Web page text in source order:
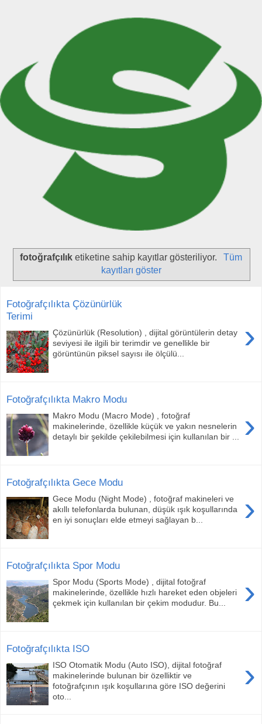
fotoğrafçılık etiketine sahip kayıtlar gösteriliyor.
Tüm
kayıtları göster
Fotoğrafçılıkta Çözünürlük
Terimi
›
Çözünürlük (Resolution) , dijital görüntülerin detay
seviyesi ile ilgili bir terimdir ve genellikle bir
görüntünün piksel sayısı ile ölçülü...
Fotoğrafçılıkta Makro Modu
›
Makro Modu (Macro Mode) , fotoğraf
makinelerinde, özellikle küçük ve yakın nesnelerin
detaylı bir şekilde çekilebilmesi için kullanılan bir ...
Fotoğrafçılıkta Gece Modu
›
Gece Modu (Night Mode) , fotoğraf makineleri ve
akıllı telefonlarda bulunan, düşük ışık koşullarında
en iyi sonuçları elde etmeyi sağlayan b...
Fotoğrafçılıkta Spor Modu
›
Spor Modu (Sports Mode) , dijital fotoğraf
makinelerinde, özellikle hızlı hareket eden objeleri
çekmek için kullanılan bir çekim modudur. Bu...
Fotoğrafçılıkta ISO
›
ISO Otomatik Modu (Auto ISO), dijital fotoğraf
makinelerinde bulunan bir özelliktir ve
fotoğrafçının ışık koşullarına göre ISO değerini
oto...